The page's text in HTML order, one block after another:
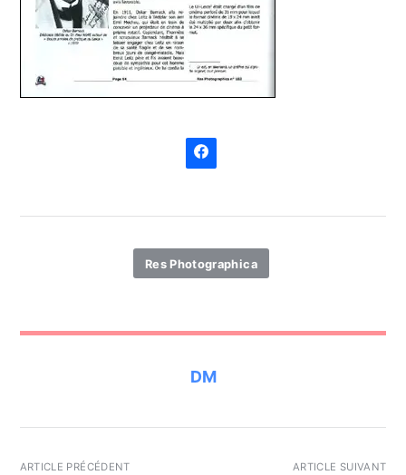
Res Photographica
DM
ARTICLE PRÉCÉDENT ARTICLE SUIVANT